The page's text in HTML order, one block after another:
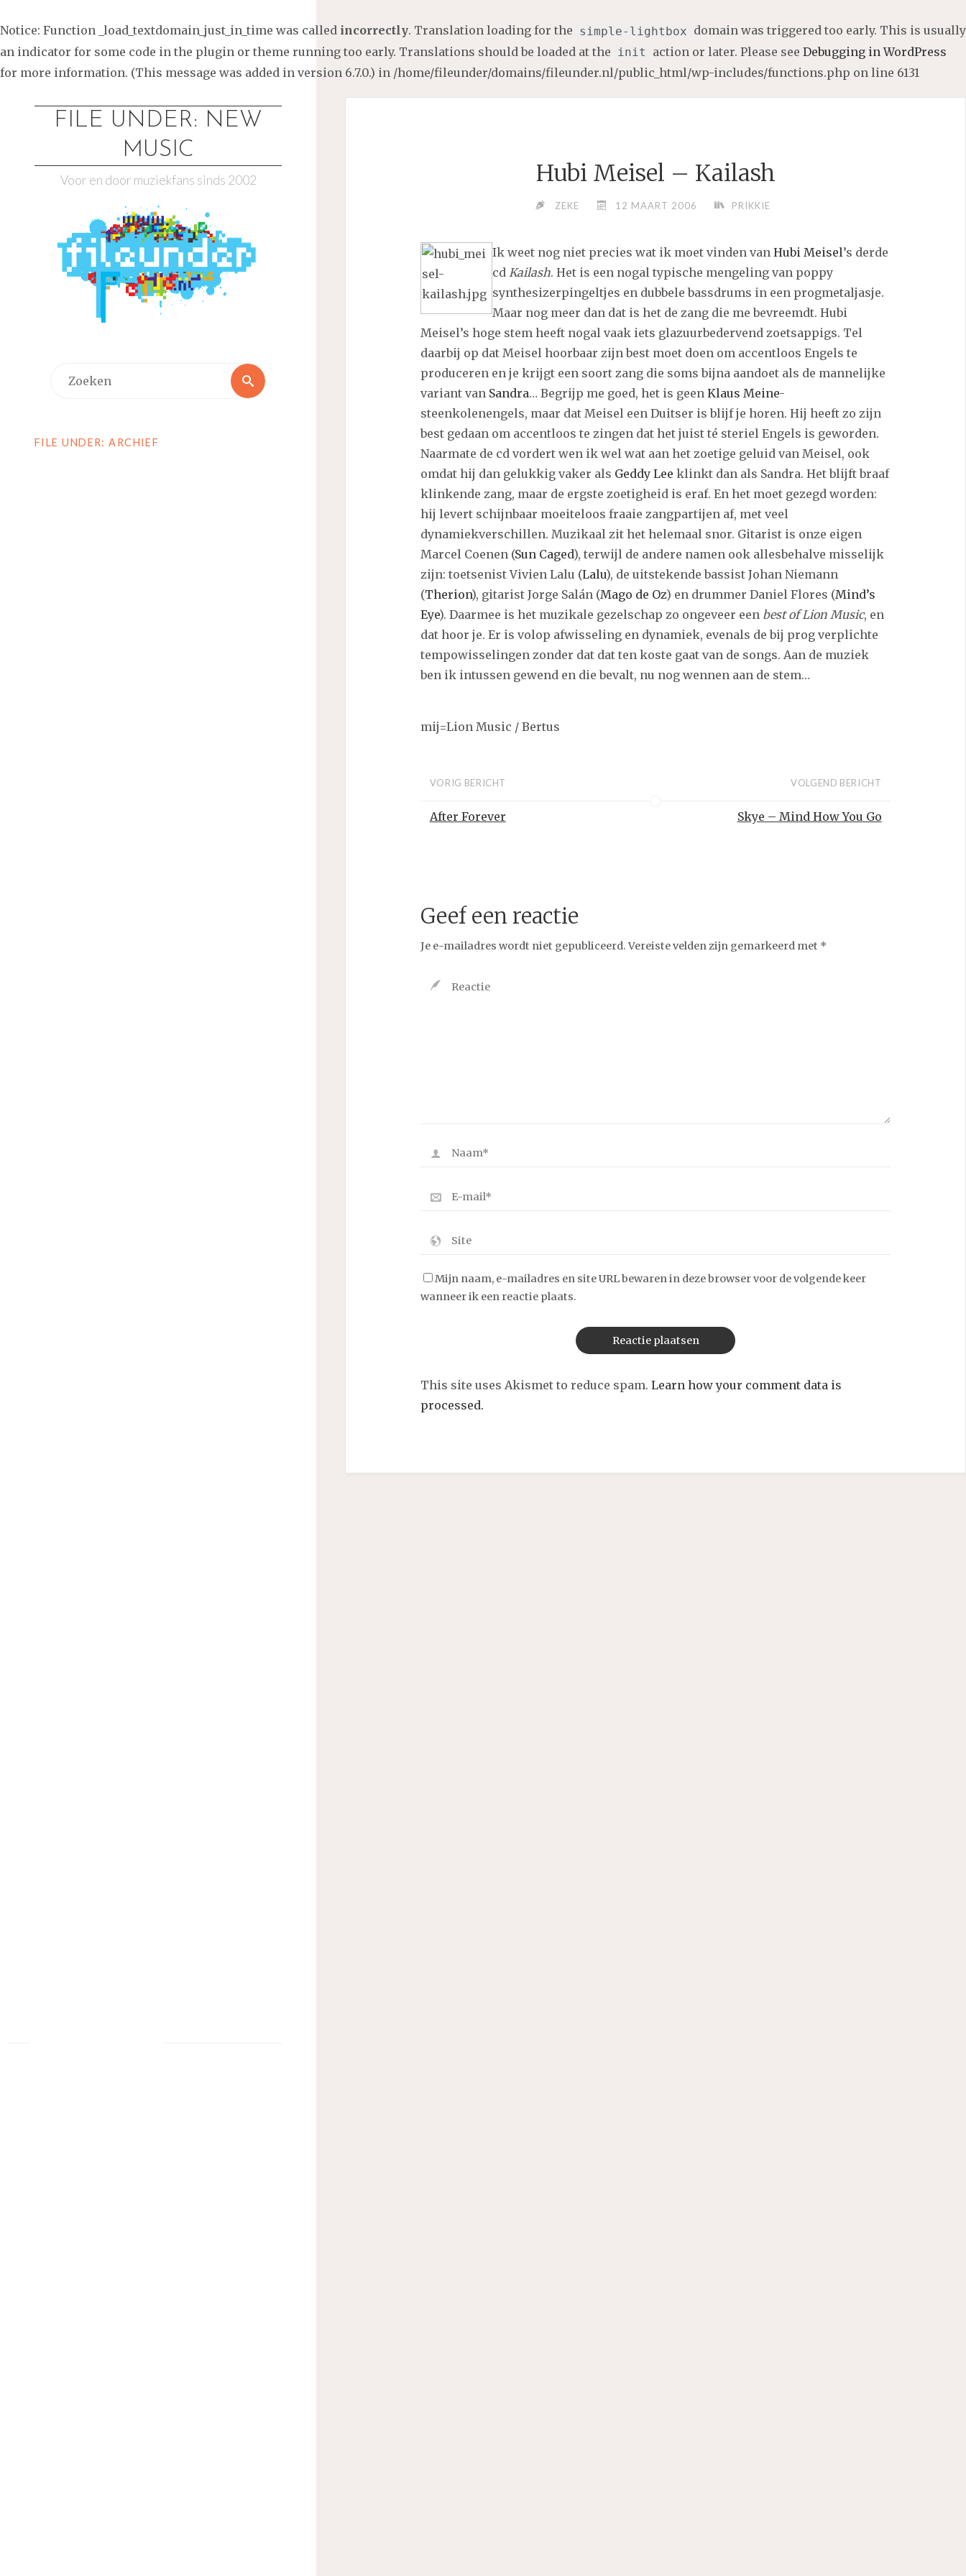
Notice: Function _load_textdomain_just_in_time was called incorrectly. Translation loading for the simple-lightbox domain was triggered too early. This is usually
an indicator for some code in the plugin or theme running too early. Translations should be loaded at the init action or later. Please see Debugging in WordPress
for more information. (This message was added in version 6.7.0.) in /home/fileunder/domains/fileunder.nl/public_html/wp-includes/functions.php on line 6131
FILE UNDER: NEW
MUSIC
Voor en door muziekfans sinds 2002
Zoeken
FILE UNDER: ARCHIEF
Hubi Meisel – Kailash
ZEKE 12 MAART 2006 PRIKKIE
Ik weet nog niet precies wat ik moet vinden van Hubi Meisel’s derde
cd Kailash. Het is een nogal typische mengeling van poppy
synthesizerpingeltjes en dubbele bassdrums in een progmetaljasje.
Maar nog meer dan dat is het de zang die me bevreemdt. Hubi
Meisel’s hoge stem heeft nogal vaak iets glazuurbedervend zoetsappigs. Tel
daarbij op dat Meisel hoorbaar zijn best moet doen om accentloos Engels te
produceren en je krijgt een soort zang die soms bijna aandoet als de mannelijke
variant van Sandra… Begrijp me goed, het is geen Klaus Meine-
steenkolenengels, maar dat Meisel een Duitser is blijf je horen. Hij heeft zo zijn
best gedaan om accentloos te zingen dat het juist té steriel Engels is geworden.
Naarmate de cd vordert wen ik wel wat aan het zoetige geluid van Meisel, ook
omdat hij dan gelukkig vaker als Geddy Lee klinkt dan als Sandra. Het blijft braaf
klinkende zang, maar de ergste zoetigheid is eraf. En het moet gezegd worden:
hij levert schijnbaar moeiteloos fraaie zangpartijen af, met veel
dynamiekverschillen. Muzikaal zit het helemaal snor. Gitarist is onze eigen
Marcel Coenen (Sun Caged), terwijl de andere namen ook allesbehalve misselijk
zijn: toetsenist Vivien Lalu (Lalu), de uitstekende bassist Johan Niemann
(Therion), gitarist Jorge Salán (Mago de Oz) en drummer Daniel Flores (Mind’s
Eye). Daarmee is het muzikale gezelschap zo ongeveer een best of Lion Music, en
dat hoor je. Er is volop afwisseling en dynamiek, evenals de bij prog verplichte
tempowisselingen zonder dat dat ten koste gaat van de songs. Aan de muziek
ben ik intussen gewend en die bevalt, nu nog wennen aan de stem…
mij=Lion Music / Bertus
VORIG BERICHT
After Forever
VOLGEND BERICHT
Skye – Mind How You Go
Geef een reactie
Je e-mailadres wordt niet gepubliceerd. Vereiste velden zijn gemarkeerd met *
Mijn naam, e-mailadres en site URL bewaren in deze browser voor de volgende keer
wanneer ik een reactie plaats.
This site uses Akismet to reduce spam. Learn how your comment data is
processed.